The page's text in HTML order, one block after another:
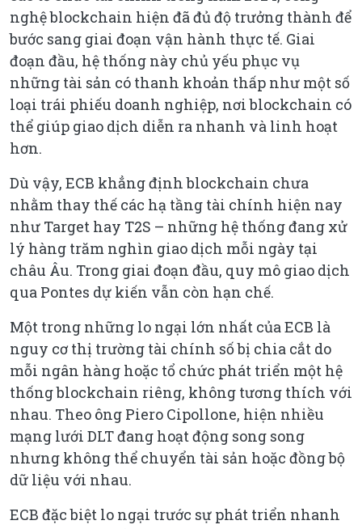
nghệ blockchain hiện đã đủ độ trưởng thành để
bước sang giai đoạn vận hành thực tế. Giai
đoạn đầu, hệ thống này chủ yếu phục vụ
những tài sản có thanh khoản thấp như một số
loại trái phiếu doanh nghiệp, nơi blockchain có
thể giúp giao dịch diễn ra nhanh và linh hoạt
hơn.
Dù vậy, ECB khẳng định blockchain chưa
nhằm thay thế các hạ tầng tài chính hiện nay
như Target hay T2S – những hệ thống đang xử
lý hàng trăm nghìn giao dịch mỗi ngày tại
châu Âu. Trong giai đoạn đầu, quy mô giao dịch
qua Pontes dự kiến vẫn còn hạn chế.
Một trong những lo ngại lớn nhất của ECB là
nguy cơ thị trường tài chính số bị chia cắt do
mỗi ngân hàng hoặc tổ chức phát triển một hệ
thống blockchain riêng, không tương thích với
nhau. Theo ông Piero Cipollone, hiện nhiều
mạng lưới DLT đang hoạt động song song
nhưng không thể chuyển tài sản hoặc đồng bộ
dữ liệu với nhau.
ECB đặc biệt lo ngại trước sự phát triển nhanh